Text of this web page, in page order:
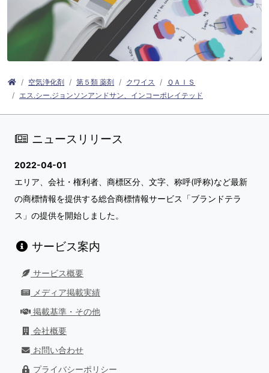
空気浄化剤 第５類 薬剤 クワイス
ＱＡＩＳ
エス.シー.ジョンソンアンドサン、インコーポレイテッド
ニュースリリース
2022-04-01
エリア、会社・権利者、商標区分、文字、称呼(呼称)など最新
の商標情報を提供する総合商標情報サービス「ブランドテラ
ス」の提供を開始しました。
サービス案内
サービス概要
メディア掲載実績
掲載基準・その他
会社概要
お問い合わせ
プライバシーポリシー